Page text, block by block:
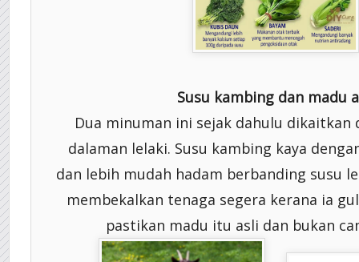
Susu kambing dan madu
Dua minuman ini sejak dahulu dikaitkan
dalaman lelaki. Susu kambing kaya
dan lebih mudah hadam berbanding susu
membekalkan tenaga segera kerana ia
pastikan madu itu asli dan bukan